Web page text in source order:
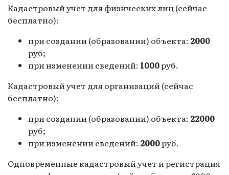
Кадастровый учет для физических лиц (сейчас
бесплатно):
при создании (образовании) объекта: 2000
руб;
при изменении сведений: 1000руб.
Кадастровый учет для организаций (сейчас
бесплатно):
при создании (образовании) объекта: 22000
руб;
при изменении сведений: 2000руб.
Одновременные кадастровый учет и регистрация